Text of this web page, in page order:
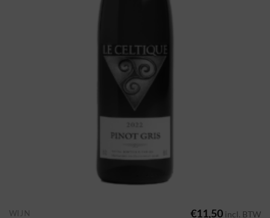
WIJN €11,50 incl. BTW